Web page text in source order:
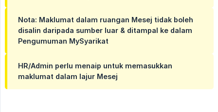
Nota: Maklumat dalam ruangan Mesej tidak boleh
disalin daripada sumber luar & ditampal ke dalam
Pengumuman MySyarikat
HR/Admin perlu menaip untuk memasukkan
maklumat dalam lajur Mesej